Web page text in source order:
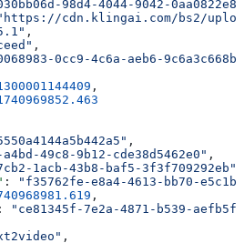
98d4-4044-9042-
cdn.klingai.com/bs2/upload-
,
,
0cc9-4c6a-aeb6-
,
,
a4bd-49c8-9b12-cde38d5462e0" ,
1acb-43b8-baf5-3f3f709292eb"
:
"f35762fe-e8a4-4613-bb70-
,
:
"ce81345f-7e2a-4871-b539-
,